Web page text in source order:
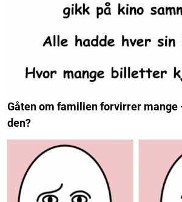
Gåten om familien forvirrer mange
den?